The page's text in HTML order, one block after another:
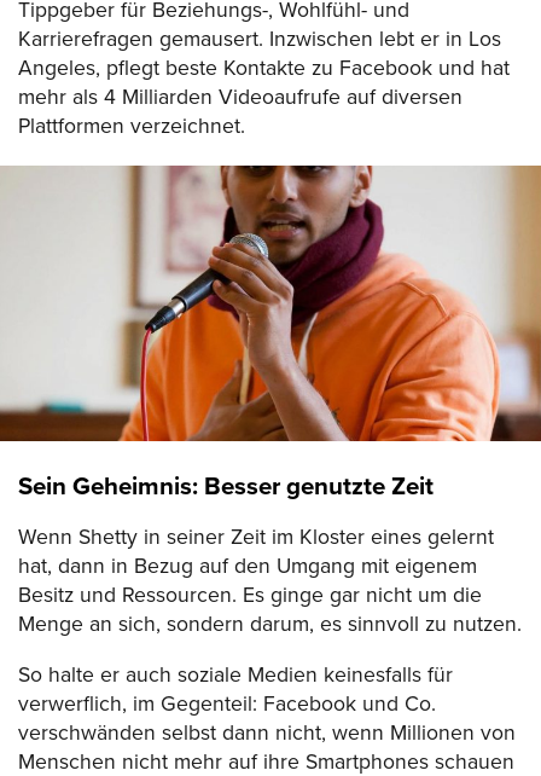
Tippgeber für Beziehungs-, Wohlfühl- und
Karrierefragen gemausert. Inzwischen lebt er in Los
Angeles, pflegt beste Kontakte zu Facebook und hat
mehr als 4 Milliarden Videoaufrufe auf diversen
Plattformen verzeichnet.
Sein Geheimnis: Besser genutzte Zeit
Wenn Shetty in seiner Zeit im Kloster eines gelernt
hat, dann in Bezug auf den Umgang mit eigenem
Besitz und Ressourcen. Es ginge gar nicht um die
Menge an sich, sondern darum, es sinnvoll zu nutzen.
So halte er auch soziale Medien keinesfalls für
verwerflich, im Gegenteil: Facebook und Co.
verschwänden selbst dann nicht, wenn Millionen von
Menschen nicht mehr auf ihre Smartphones schauen